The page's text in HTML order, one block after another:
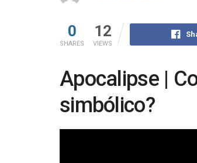
0
SHARES
12
VIEWS
Apocalipse |
simbólico?